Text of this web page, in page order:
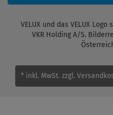
VELUX und das VELUX
VKR Holding A/S.
* inkl. MwSt. zzgl.